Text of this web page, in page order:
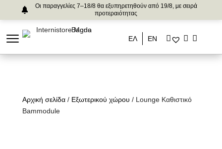
Οι παραγγελίες 7–18/8 θα εξυπηρετηθούν από 19/8, με σειρά
προτεραιότητας
ΕΛ ΕΝ
Αρχική σελίδα/ Εξωτερικού χώρου / Lounge Καθιστικό
Bammodule